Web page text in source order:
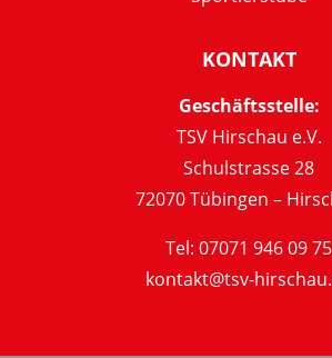
KONTAKT
Geschäftsstelle:
TSV Hirschau e.V.
Schulstrasse 28
72070 Tübingen –
Tel: 07071 946 09 75
kontakt@tsv-